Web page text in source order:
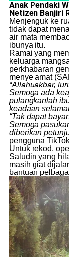
Anak Pendaki
Netizen Banjiri
​Menjenguk ke
tidak dapat
air mata
ibunya itu.
​Ramai yang
keluarga
perkhabaran
menyelamat
“Allahuakbar,
Semoga ada
pulangkanlah
keadaan
“Tak dapat
Semoga
diberikan
pengguna
​Untuk rekod,
Saludin yang
masih giat
bantuan